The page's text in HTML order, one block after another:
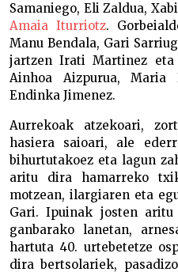
Samaniego, Eli Zaldua,
Amaia Iturriotz.
Manu Bendala, Gari
jartzen Irati Martinez eta
Ainhoa Aizpurua,
Endinka Jimenez.
Aurrekoak atzekoari,
hasiera saioari, ale
bihurtutakoez eta lagun
aritu dira hamarreko
motzean, ilargiaren eta
Gari. Ipuinak josten
ganbarako lanetan,
hartuta 40. urtebetetze
dira bertsolariek,